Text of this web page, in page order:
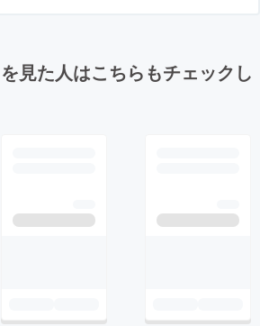
見た人はこちらもチェックし